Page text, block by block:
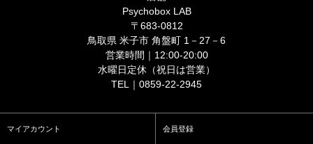
Psychobox LAB
〒683-0812
鳥取県 米子市 角盤町 1－27－6
営業時間｜12:00-20:00
水曜日定休（祝日は営業）
TEL｜0859-22-2945
マイアカウント 会員登録